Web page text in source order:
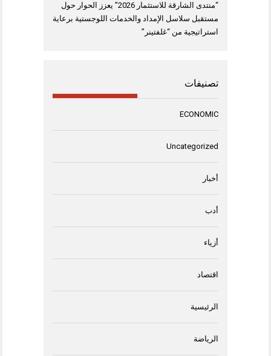
“منتدى الشارقة للاستثمار 2026” يعزز الحوار حول
مستقبل سلاسل الإمداد والخدمات اللوجستية برعاية
استراتيجية من “غلفتينر”
تصنيفات
ECONOMIC
Uncategorized
أخبار
أدب
أزياء
اقتصاد
الرئيسية
الرياضة